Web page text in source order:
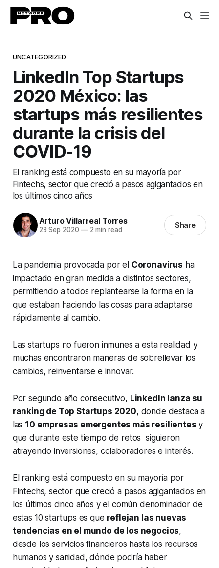
UNCATEGORIZED
LinkedIn Top Startups
2020 México: las
startups más resilientes
durante la crisis del
COVID-19
El ranking está compuesto en su mayoría por
Fintechs, sector que creció a pasos agigantados en
los últimos cinco años
Arturo Villarreal Torres
23 Sep 2020 —2 min read Share
La pandemia provocada por el Coronavirus ha
impactado en gran medida a distintos sectores,
permitiendo a todos replantearse la forma en la
que estaban haciendo las cosas para adaptarse
rápidamente al cambio.
Lasstartups no fueron inmunes a esta realidad y
muchas encontraron maneras de sobrellevar los
cambios, reinventarse e innovar.
Por segundo año consecutivo, LinkedIn lanza su
ranking de Top Startups 2020, donde destaca a
las 10 empresas emergentes más resilientes y
que durante este tiempo de retos siguieron
atrayendo inversiones, colaboradores e interés.
El ranking está compuesto en su mayoría por
Fintechs, sector que creció a pasos agigantados en
los últimos cinco años y el común denominador de
estas 10 startups es que reflejan las nuevas
tendencias en el mundo de los negocios,
desde los servicios financieros hasta los recursos
humanos y sanidad, dónde podría haber